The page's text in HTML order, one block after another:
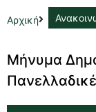
Αρχική
Μήνυμα